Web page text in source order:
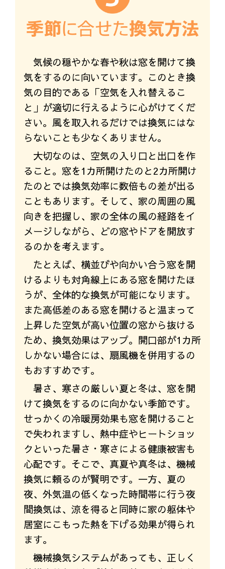
気候の穏やかな春や秋は窓を開けて換
気をするのに向いています。このとき換
気の目的である「空気を入れ替えるこ
と」が適切に行えるように心がけてくだ
さい。風を取入れるだけでは換気にはな
らないことも少なくありません。
大切なのは、空気の入り口と出口を作
ること。窓を1カ所開けたのと2カ所開け
たのとでは換気効率に数倍もの差が出る
こともあります。そして、家の周囲の風
向きを把握し、家の全体の風の経路をイ
メージしながら、どの窓やドアを開放す
るのかを考えます。
たとえば、横並びや向かい合う窓を開
けるよりも対角線上にある窓を開けたほ
うが、全体的な換気が可能になります。
また高低差のある窓を開けると温まって
上昇した空気が高い位置の窓から抜ける
ため、換気効果はアップ。開口部が1カ所
しかない場合には、扇風機を併用するの
もおすすめです。
暑さ、寒さの厳しい夏と冬は、窓を開
けて換気をするのに向かない季節です。
せっかくの冷暖房効果も窓を開けること
で失われますし、熱中症やヒートショッ
クといった暑さ・寒さによる健康被害も
心配です。そこで、真夏や真冬は、機械
換気に頼るのが賢明です。一方、夏の
夜、外気温の低くなった時間帯に行う夜
間換気は、涼を得ると同時に家の躯体や
居室にこもった熱を下げる効果が得られ
ます。
機械換気システムがあっても、正しく